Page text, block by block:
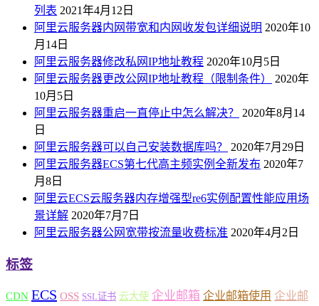
列表 2021年4月12日
阿里云服务器内网带宽和内网收发包详细说明 2020年10
月14日
阿里云服务器修改私网IP地址教程 2020年10月5日
阿里云服务器更改公网IP地址教程（限制条件）
2020年
10月5日
阿里云服务器重启一直停止中怎么解决？
2020年8月14
日
阿里云服务器可以自己安装数据库吗？
2020年7月29日
阿里云服务器ECS第七代高主频实例全新发布 2020年7
月8日
阿里云ECS云服务器内存增强型re6实例配置性能应用场
景详解 2020年7月7日
阿里云服务器公网宽带按流量收费标准 2020年4月2日
标签
CDN ECS OSS SSL证书 云大使 企业邮箱 企业邮箱使用 企业邮